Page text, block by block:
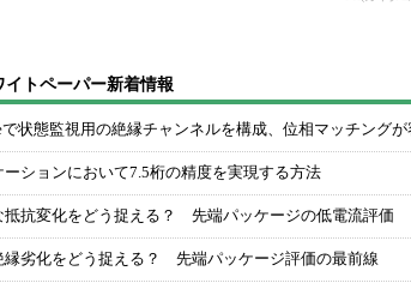
イトペーパー新着情報
状態監視用の絶縁チャンネルを構成、位相マッチングが
ションにおいて7.5桁の精度を実現する方法
抵抗変化をどう捉える？ 先端パッケージの低電流評価
縁劣化をどう捉える？ 先端パッケージ評価の最前線